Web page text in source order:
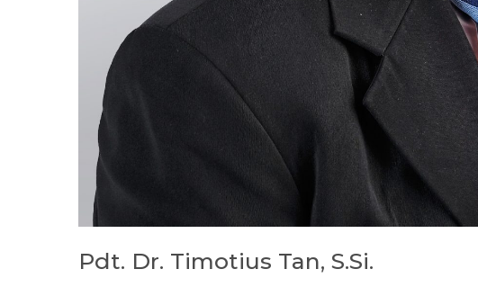
Pdt. Dr. Timotius Tan, S.Si.